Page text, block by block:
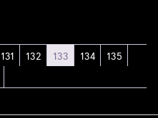
131 132 133 134
135